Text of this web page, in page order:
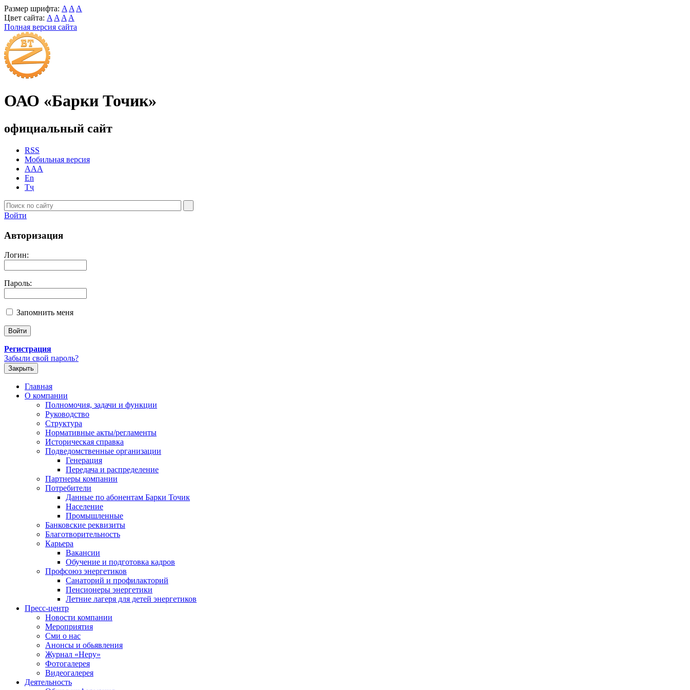
Размер шрифта: A A A
Цвет сайта: A A A A
Полная версия сайта
ОАО «Барки Точик»
официальный сайт
RSS
Мобильная версия
AAA
En
Тҷ
Войти
Авторизация
Логин:
Пароль:
Запомнить меня
Регистрация
Забыли свой пароль?
Закрыть
Главная
О компании
Полномочия, задачи и функции
Руководство
Структура
Нормативные акты/регламенты
Историческая справка
Подведомственные организации
Генерация
Передача и распределение
Партнеры компании
Потребители
Данные по абонентам Барки Точик
Население
Промышленные
Банковские реквизиты
Благотворительность
Карьера
Вакансии
Обучение и подготовка кадров
Профсоюз энергетиков
Санаторий и профилакторий
Пенсионеры энергетики
Летние лагеря для детей энергетиков
Пресс-центр
Новости компании
Мероприятия
Сми о нас
Анонсы и обьявления
Журнал «Неру»
Фотогалерея
Видеогалерея
Деятельность